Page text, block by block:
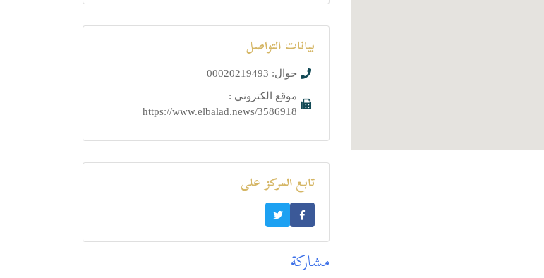
بيانات التواصل
جوال: 00020219493
موقع الكتروني :
https://www.elbalad.news/3586918
تابع المركز على
مشاركة